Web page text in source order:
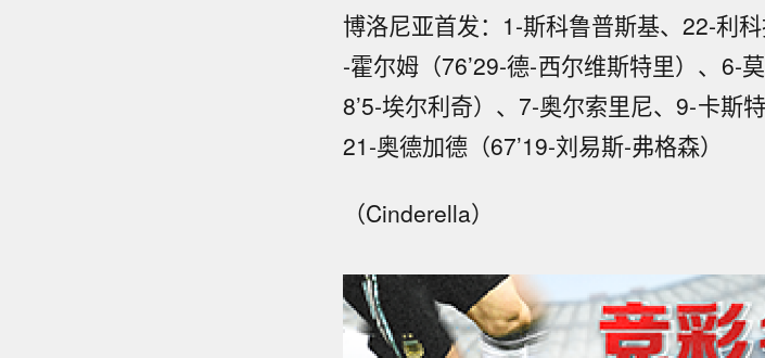
博洛尼亚首发：1-斯科鲁普斯基、22-利
-霍尔姆（76’29-德-西尔维斯特里）、6-
8’5-埃尔利奇）、7-奥尔索里尼、9-卡斯
21-奥德加德（67’19-刘易斯-弗格森）
（Cinderella）